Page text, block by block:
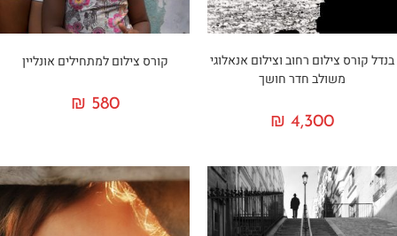
בנדל קורס צילום רחוב וצילום אנאלוגי
משולב חדר חושך
₪ 4,300
קורס צילום למתחילים אונליין
₪ 580